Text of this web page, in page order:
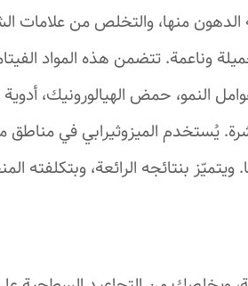
الدهون منها، والتخلص من علامات
وناعمة. تتضمن هذه المواد
النمو، حمض الهيالورونيك،
يُستخدم الميزوثيرابي في
بنتائجه الرائعة، وبتكلفته